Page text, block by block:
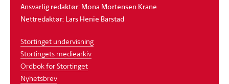
Ansvarlig redaktør: Mona Mortensen Krane
Nettredaktør: Lars Henie Barstad
Stortinget undervisning
Stortingets mediearkiv
Ordbok for Stortinget
Nyhetsbrev